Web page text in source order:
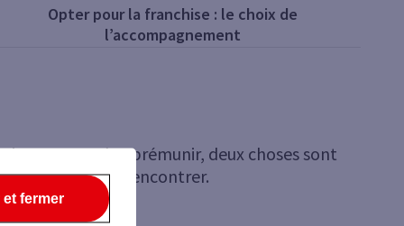
Opter pour la franchise : le choix de
l’accompagnement
Pour s’en prémunir, deux choses sont
vous pourrez rencontrer.
fermer